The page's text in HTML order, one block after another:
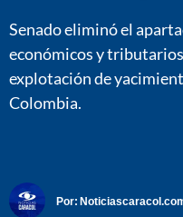
Senado eliminó el
económicos y
explotación de
Colombia.
Por: